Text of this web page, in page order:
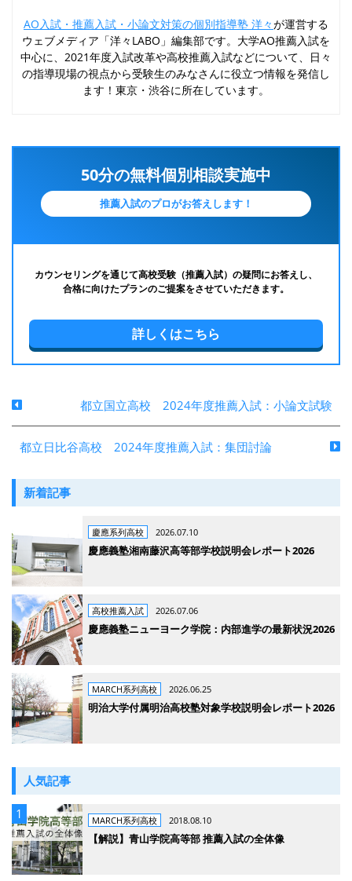
AO入試・推薦入試・小論文対策の個別指導塾 洋々が運営する
ウェブメディア「洋々LABO」編集部です。大学AO推薦入試を
中心に、2021年度入試改革や高校推薦入試などについて、日々
の指導現場の視点から受験生のみなさんに役立つ情報を発信し
ます！東京・渋谷に所在しています。
50分の無料個別相談実施中
推薦入試のプロがお答えします！
カウンセリングを通じて高校受験（推薦入試）の疑問にお答えし、
合格に向けたプランのご提案をさせていただきます。
詳しくはこちら
都立国立高校 2024年度推薦入試：小論文試験
都立日比谷高校 2024年度推薦入試：集団討論
新着記事
慶應系列高校 2026.07.10
慶應義塾湘南藤沢高等部学校説明会レポート2026
高校推薦入試 2026.07.06
慶應義塾ニューヨーク学院：内部進学の最新状況2026
MARCH系列高校 2026.06.25
明治大学付属明治高校塾対象学校説明会レポート2026
人気記事
MARCH系列高校 2018.08.10
【解説】青山学院高等部 推薦入試の全体像